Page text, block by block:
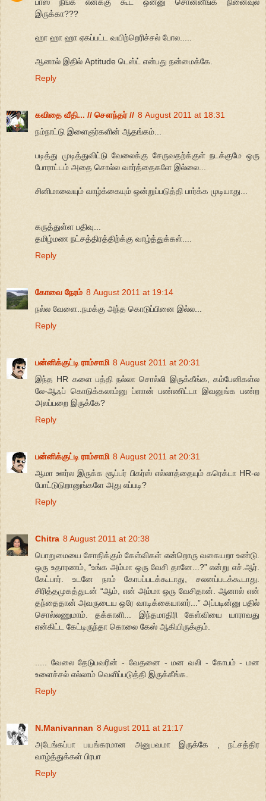
இருக்கா???
ஹா ஹா ஹா ஏகப்பட்ட வயிற்றெரிச்சல் போல.....
ஆனால் இதில் Aptitude டெஸ்ட் என்பது நன்மைக்கே.
Reply
கவிதை வீதி... // சௌந்தர் // 8 August 2011 at 18:31
நம்நாட்டு இளைஞர்களின் ஆதங்கம்...
படித்து முடித்துவிட்டு வேலைக்கு சேருவதற்க்குள் நடக்குமே ஒரு
போராட்டம் அதை சொல்ல வார்த்தைகளே இல்லை...
சினிமாவையும் வாழ்க்கையும் ஒன்றுப்படுத்தி பார்க்க முடியாது...
கருத்துள்ள பதிவு...
தமிழ்மண நட்சத்திரத்திற்க்கு வாழ்த்துக்கள்....
Reply
கோவை நேரம் 8 August 2011 at 19:14
நல்ல வேளை..நமக்கு அந்த கொடுப்பினை இல்ல...
Reply
பன்னிக்குட்டி ராம்சாமி 8 August 2011 at 20:31
இந்த HR களை பத்தி நல்லா சொல்லி இருக்கீங்க, கம்பேனிகள்ல
லே-ஆஃப் கொடுக்கலாம்னு ப்ளான் பண்ணிட்டா இவனுங்க பண்ற
அலப்பறை இருக்கே?
Reply
பன்னிக்குட்டி ராம்சாமி 8 August 2011 at 20:31
ஆமா ஊர்ல இருக்க சூப்பர் பிகர்ஸ் எல்லாத்தையும் கரெக்டா HR-ல
போட்டுடுறானுங்களே அது எப்படி?
Reply
Chitra 8 August 2011 at 20:38
பொறுமையை சோதிக்கும் கேள்விகள் என்றொரு வகையறா உண்டு.
ஒரு உதாரணம், “உங்க அம்மா ஒரு வேசி தானே...?” என்று எச்.ஆர்.
கேட்பார். உடனே நாம் கோபப்படக்கூடாது, சலனப்படக்கூடாது.
சிரித்தமுகத்துடன் “ஆம், என் அம்மா ஒரு வேசிதான். ஆனால் என்
தந்தைதான் அவருடைய ஒரே வாடிக்கையாளர்...” அப்படின்னு பதில்
சொல்லணுமாம். தக்காளி... இந்தமாதிரி கேள்வியை யாராவது
என்கிட்ட கேட்டிருந்தா கொலை கேஸ் ஆகியிருக்கும்.
..... வேலை தேடுபவரின் - வேதனை - மன வலி - கோபம் - மன
உளைச்சல் எல்லாம் வெளிப்படுத்தி இருக்கீங்க.
Reply
N.Manivannan 8 August 2011 at 21:17
அடேங்கப்பா பயங்கரமான அனுபவமா இருக்கே , நட்சத்திர
வாழ்த்துக்கள் பிரபா
Reply